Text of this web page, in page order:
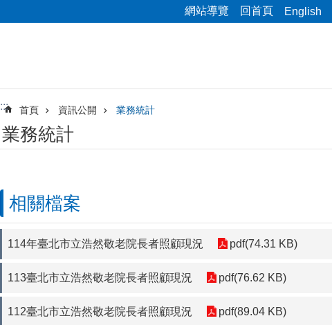
網站導覽 回首頁 English
::: 首頁 資訊公開 業務統計
業務統計
相關檔案
114年臺北市立浩然敬老院長者照顧現況 pdf(74.31 KB)
113臺北市立浩然敬老院長者照顧現況 pdf(76.62 KB)
112臺北市立浩然敬老院長者照顧現況 pdf(89.04 KB)